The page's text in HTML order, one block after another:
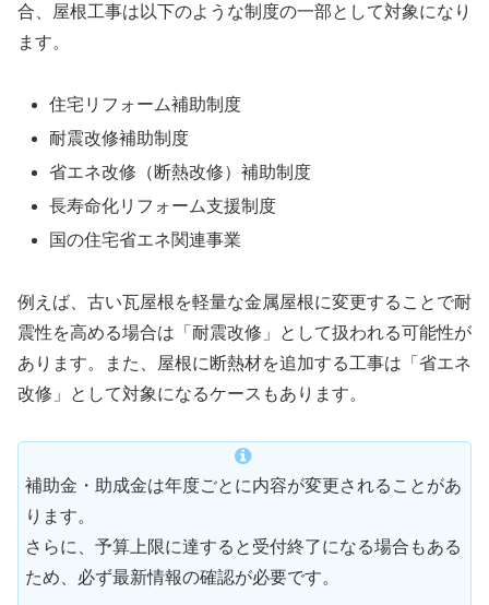
合、屋根工事は以下のような制度の一部として対象になり
ます。
住宅リフォーム補助制度
耐震改修補助制度
省エネ改修（断熱改修）補助制度
長寿命化リフォーム支援制度
国の住宅省エネ関連事業
例えば、古い瓦屋根を軽量な金属屋根に変更することで耐
震性を高める場合は「耐震改修」として扱われる可能性が
あります。また、屋根に断熱材を追加する工事は「省エネ
改修」として対象になるケースもあります。
補助金・助成金は年度ごとに内容が変更されることがあ
ります。
さらに、予算上限に達すると受付終了になる場合もある
ため、必ず最新情報の確認が必要です。